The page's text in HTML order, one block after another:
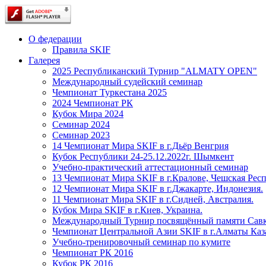
О федерации
Правила SKIF
Галерея
2025 Республиканский Турнир "ALMATY OPEN"
Международный судейский семинар
Чемпионат Туркестана 2025
2024 Чемпионат РК
Кубок Мира 2024
Семинар 2024
Семинар 2023
14 Чемпионат Мира SKIF в г.Дьёр Венгрия
Кубок Республики 24-25.12.2022г. Шымкент
Учебно-практический аттестационный семинар
13 Чемпионат Мира SKIF в г.Кралове, Чешская
12 Чемпионат Мира SKIF в г.Джакарте, Индонезия.
11 Чемпионат Мира SKIF в г.Сидней, Австралия.
Кубок Мира SKIF в г.Киев, Украина.
Международный Турнир посвящённый памяти
Чемпионат Центральной Азии SKIF в г.Алматы
Учебно-тренировочный семинар по кумите
Чемпионат РК 2016
Кубок РК 2016